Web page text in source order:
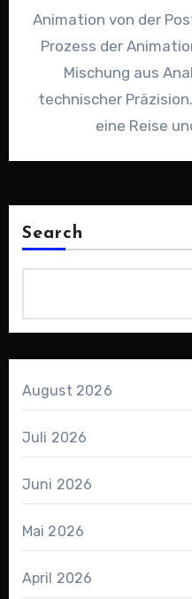
Animation von der
Prozess der
Mischung aus
technischer
eine Reise
Search
August 2026
Juli 2026
Juni 2026
Mai 2026
April 2026